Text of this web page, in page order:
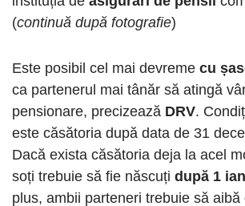
(continuă după fotografie)
Este posibil cel mai devreme cu
ca partenerul mai tânăr să atingă
pensionare, precizează DRV.
este căsătoria după data de 31
Dacă exista căsătoria deja la acel
soți trebuie să fie născuți după 1
plus, ambii parteneri trebuie să aibă